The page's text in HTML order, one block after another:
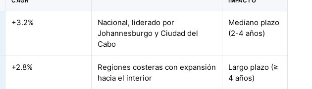
+3.2%
Nacional, liderado por
Johannesburgo y Ciudad del
Cabo
Mediano plazo
(2-4 años)
+2.8%
Regiones costeras con expansión
hacia el interior
Largo plazo (≥
4 años)